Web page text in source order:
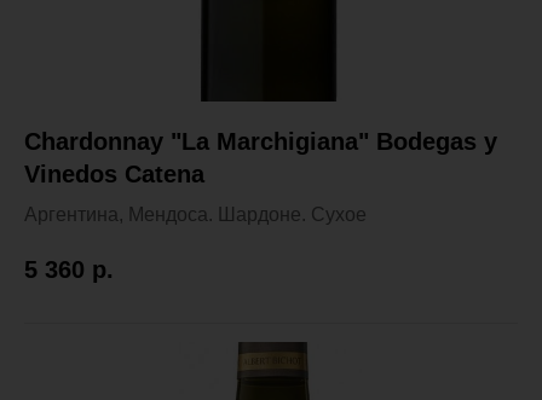
Chardonnay "La Marchigiana" Bodegas y
Vinedos Catena
Аргентина, Мендоса. Шардоне. Сухое
5 360 р.